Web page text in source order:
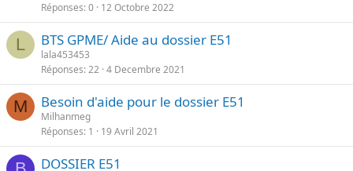
Réponses 0 12 Octobre 2022
L BTS GPME/ Aide au dossier E51
lala453453
Réponses 22 4 Decembre 2021
M Besoin d'aide pour le dossier E51
Milhanmeg
Réponses 1 19 Avril 2021
DOSSIER E51